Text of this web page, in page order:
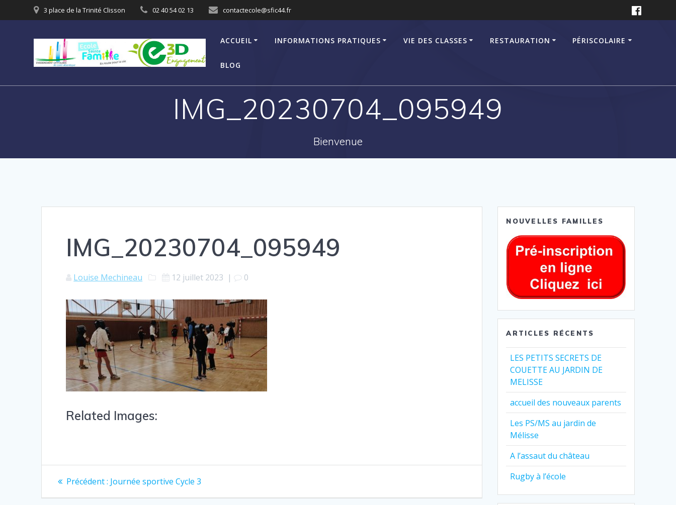
3 place de la Trinité Clisson 02 40 54 02 13 contactecole@sfic44.fr
ACCUEIL INFORMATIONS PRATIQUES VIE DES CLASSES RESTAURATION PÉRISCOLAIRE
BLOG
IMG_20230704_095949
Bienvenue
IMG_20230704_095949
Louise Mechineau 12 juillet 2023 | 0
Related Images:
Précédent : Journée sportive Cycle 3
NOUVELLES FAMILLES
ARTICLES RÉCENTS
LES PETITS SECRETS DE
COUETTE AU JARDIN DE
MELISSE
accueil des nouveaux parents
Les PS/MS au jardin de
Mélisse
A l’assaut du château
Rugby à l’école